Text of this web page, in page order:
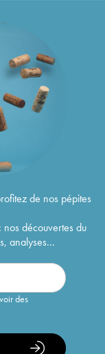
de nos pépites
découvertes du
analyses...
des